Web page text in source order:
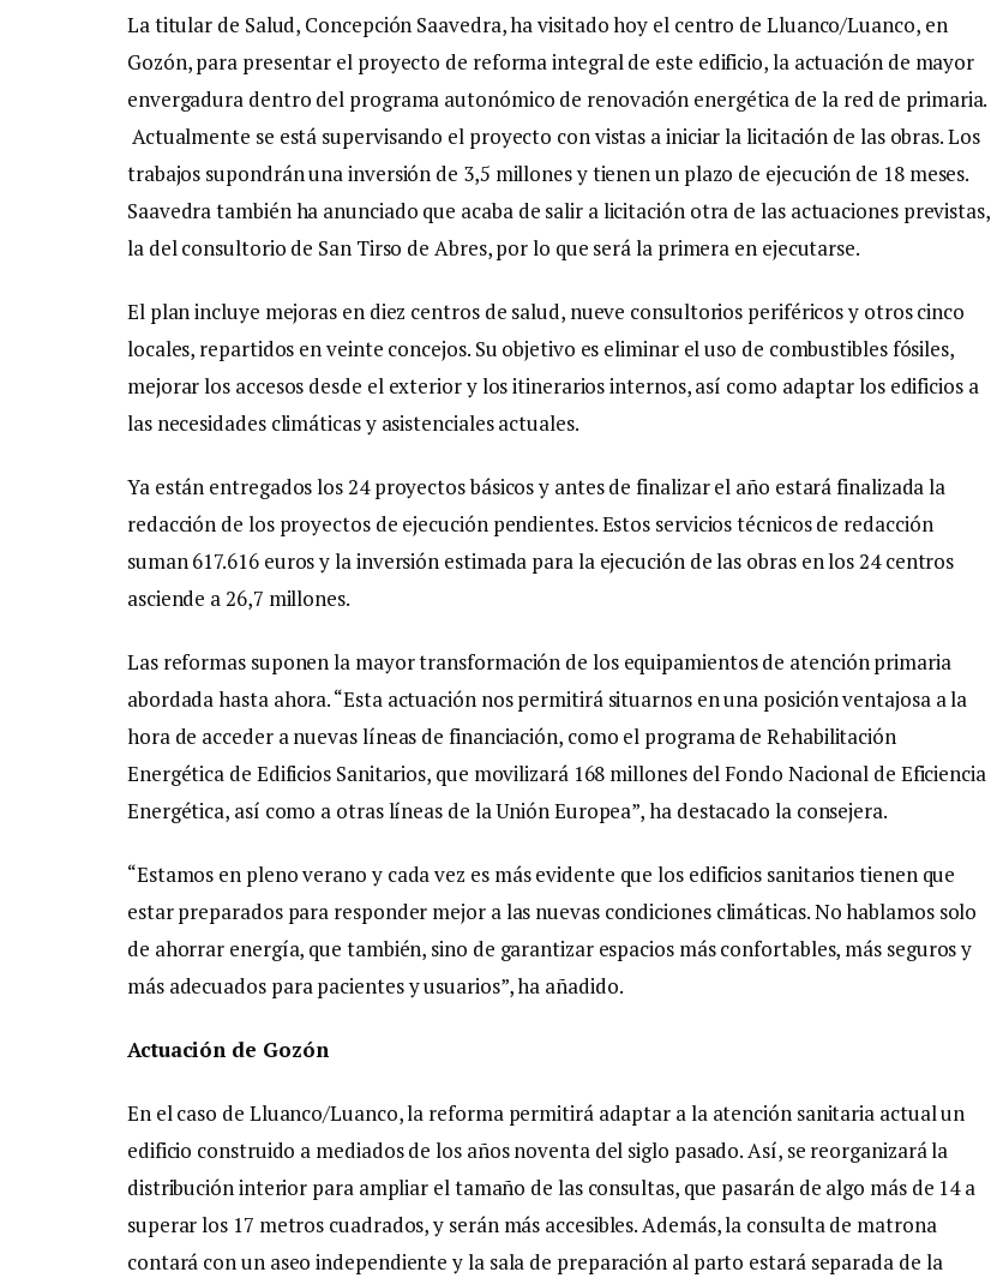
La titular de Salud, Concepción Saavedra, ha visitado hoy el centro de Lluanco/Luanco, en
Gozón, para presentar el proyecto de reforma integral de este edificio, la actuación de mayor
envergadura dentro del programa autonómico de renovación energética de la red de primaria.
Actualmente se está supervisando el proyecto con vistas a iniciar la licitación de las obras. Los
trabajos supondrán una inversión de 3,5 millones y tienen un plazo de ejecución de 18 meses.
Saavedra también ha anunciado que acaba de salir a licitación otra de las actuaciones previstas,
la del consultorio de San Tirso de Abres, por lo que será la primera en ejecutarse.
El plan incluye mejoras en diez centros de salud, nueve consultorios periféricos y otros cinco
locales, repartidos en veinte concejos. Su objetivo es eliminar el uso de combustibles fósiles,
mejorar los accesos desde el exterior y los itinerarios internos, así como adaptar los edificios a
las necesidades climáticas y asistenciales actuales.
Ya están entregados los 24 proyectos básicos y antes de finalizar el año estará finalizada la
redacción de los proyectos de ejecución pendientes. Estos servicios técnicos de redacción
suman 617.616 euros y la inversión estimada para la ejecución de las obras en los 24 centros
asciende a 26,7 millones.
Las reformas suponen la mayor transformación de los equipamientos de atención primaria
abordada hasta ahora. “Esta actuación nos permitirá situarnos en una posición ventajosa a la
hora de acceder a nuevas líneas de financiación, como el programa de Rehabilitación
Energética de Edificios Sanitarios, que movilizará 168 millones del Fondo Nacional de Eficiencia
Energética, así como a otras líneas de la Unión Europea”, ha destacado la consejera.
“Estamos en pleno verano y cada vez es más evidente que los edificios sanitarios tienen que
estar preparados para responder mejor a las nuevas condiciones climáticas. No hablamos solo
de ahorrar energía, que también, sino de garantizar espacios más confortables, más seguros y
más adecuados para pacientes y usuarios”, ha añadido.
Actuación de Gozón
En el caso de Lluanco/Luanco, la reforma permitirá adaptar a la atención sanitaria actual un
edificio construido a mediados de los años noventa del siglo pasado. Así, se reorganizará la
distribución interior para ampliar el tamaño de las consultas, que pasarán de algo más de 14 a
superar los 17 metros cuadrados, y serán más accesibles. Además, la consulta de matrona
contará con un aseo independiente y la sala de preparación al parto estará separada de la